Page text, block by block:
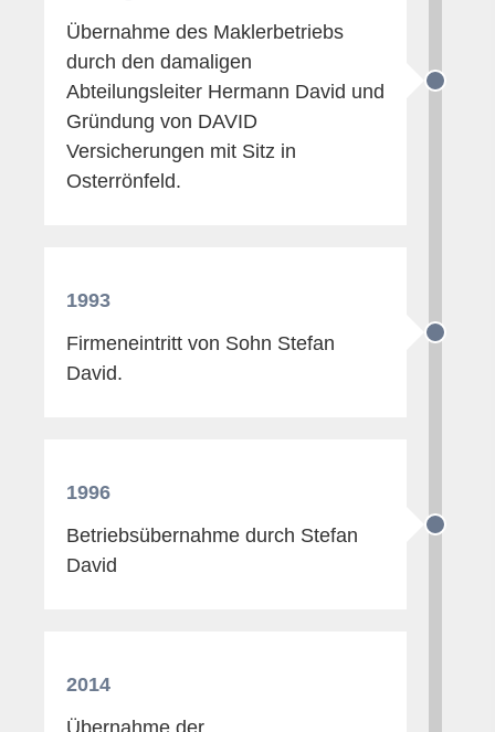
Übernahme des Maklerbetriebs
durch den damaligen
Abteilungsleiter Hermann David und
Gründung von DAVID
Versicherungen mit Sitz in
Osterrönfeld.
1993
Firmeneintritt von Sohn Stefan
David.
1996
Betriebsübernahme durch Stefan
David
2014
Übernahme der